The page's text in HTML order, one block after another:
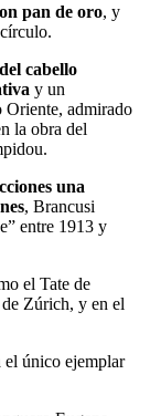
pan de oro, y
cabello
y un
Oriente, admirado
la obra del
una
, Brancusi
entre 1913 y
el Tate de
Zúrich, y en el
el único ejemplar